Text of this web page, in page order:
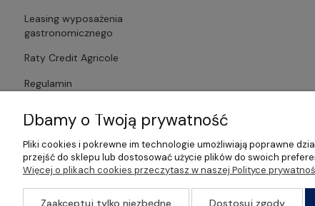
Leasing wyposażenia
gastronomicznego
Raty Credit Agricole
Regulamin
©2026 Wszelkie Prawa Zastrzeżone | Gastrosklep | Wyposażenie
Dbamy o Twoją prywatność
Pliki cookies i pokrewne im technologie umożliwiają poprawne
przejść do sklepu lub dostosować użycie plików do swoich
Więcej o plikach cookies przeczytasz w naszej Polityce
Zaakceptuj tylko niezbędne Dostosuj zgody